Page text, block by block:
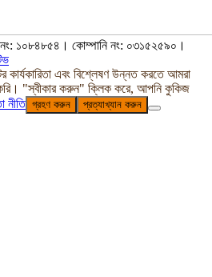
১০৮৪৮৫৪। কোম্পানি নং: ০৩১৫২৫৯০।
কার্যকারিতা এবং বিশ্লেষণ উন্নত করতে আমরা
করি। "স্বীকার করুন" ক্লিক করে, আপনি কুকিজ
নীতি গ্রহণ করুন প্রত্যাখ্যান করুন